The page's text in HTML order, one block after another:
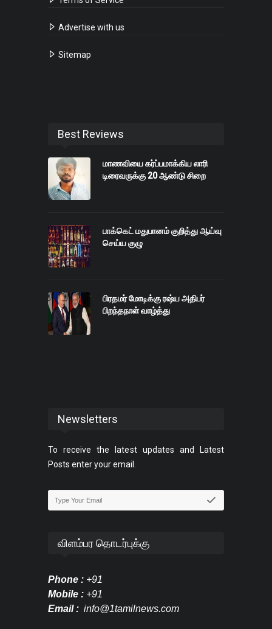
Advertise with us
Sitemap
Best Reviews
மாணவியை கர்ப்பமாக்கிய லாரி
டிரைவருக்கு 20 ஆண்டு சிறை
பாக்கெட் மதுபானம் குறித்து ஆய்வு
செய்ய குழு
பிரதமர் மோடிக்கு ரஷ்ய அதிபர்
பிறந்தநாள் வாழ்த்து
Newsletters
To receive the latest updates and Latest
Posts enter your email.
விளம்பர தொடர்புக்கு
Phone : +91
Mobile : +91
Email : info@1tamilnews.com